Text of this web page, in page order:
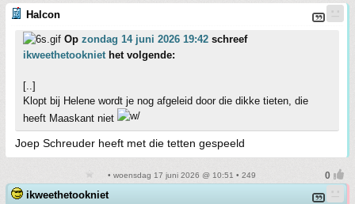
Halcon
Op zondag 14 juni 2026 19:42 schreef
ikweethetookniethet volgende:
[..]
Klopt bij Helene wordt je nog afgeleid door die dikke tieten, die
heeft Maaskant niet
Joep Schreuder heeft met die tetten gespeeld
• woensdag 17 juni 2026 @ 10:51 • 249
ikweethetookniet